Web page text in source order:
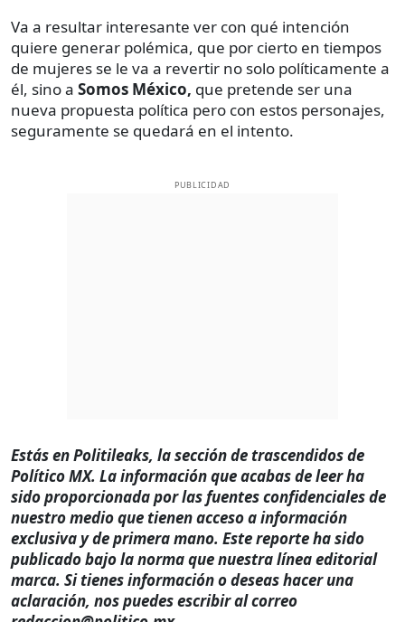
Va a resultar interesante ver con qué intención
quiere generar polémica, que por cierto en tiempos
de mujeres se le va a revertir no solo políticamente a
él, sino a Somos México, que pretende ser una
nueva propuesta política pero con estos personajes,
seguramente se quedará en el intento.
PUBLICIDAD
Estás en Politileaks, la sección de trascendidos de
Político MX. La información que acabas de leer ha
sido proporcionada por las fuentes confidenciales de
nuestro medio que tienen acceso a información
exclusiva y de primera mano. Este reporte ha sido
publicado bajo la norma que nuestra línea editorial
marca. Si tienes información o deseas hacer una
aclaración, nos puedes escribir al correo